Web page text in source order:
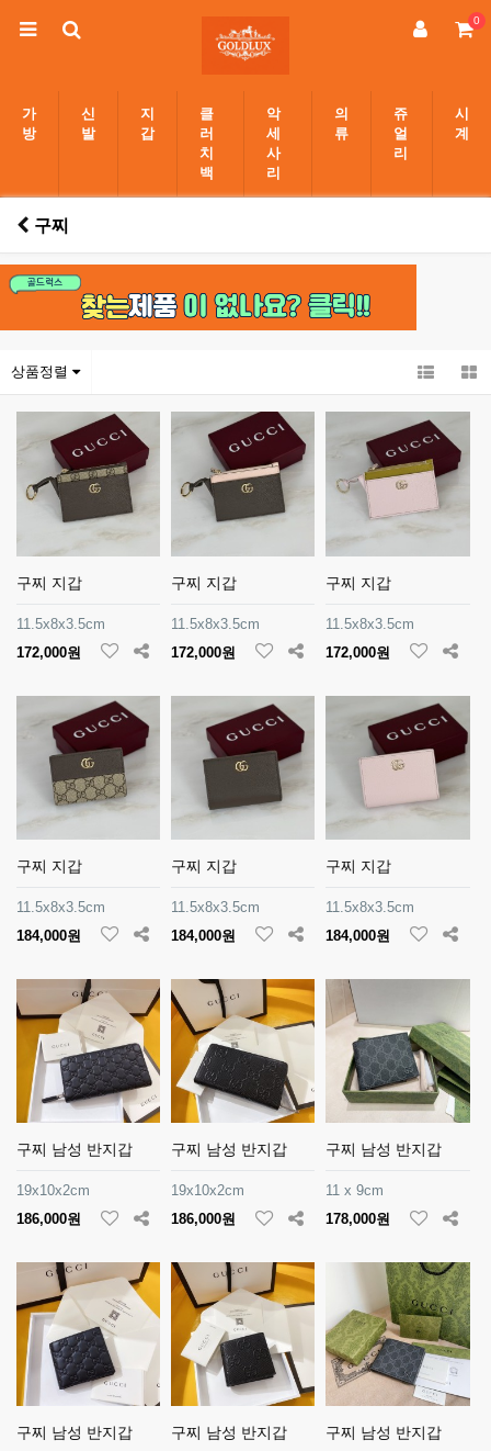
0
가
방
신
발
지
갑
클
러
치
백
악
세
사
리
의
류
쥬
얼
리
시
계
구찌
상품정렬
구찌 지갑
11.5x8x3.5cm
172,000원
구찌 지갑
11.5x8x3.5cm
172,000원
구찌 지갑
11.5x8x3.5cm
172,000원
구찌 지갑
11.5x8x3.5cm
184,000원
구찌 지갑
11.5x8x3.5cm
184,000원
구찌 지갑
11.5x8x3.5cm
184,000원
구찌 남성 반지갑
19x10x2cm
186,000원
구찌 남성 반지갑
19x10x2cm
186,000원
구찌 남성 반지갑
11 x 9cm
178,000원
구찌 남성 반지갑 구찌 남성 반지갑 구찌 남성 반지갑